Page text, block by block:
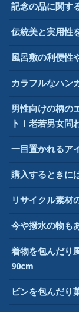
記念の品に関す
伝統美と実用性
風呂敷の利便性
カラフルなハン
男性向けの柄の
ト！老若男女問
一目置かれるア
購入するときに
リサイクル素材
今や撥水の物も
着物を包んだり
90cm
ビンを包んだり